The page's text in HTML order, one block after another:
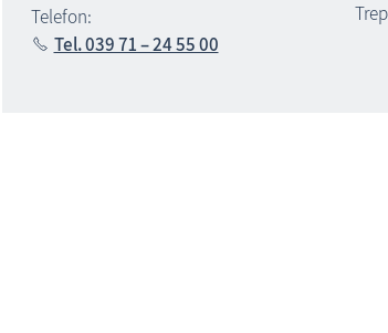
Telefon:
Tel. 039 71 – 24 55 00